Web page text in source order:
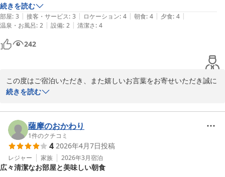
ホテルたいよう農園古三津
ホテルたいよう農園 松山古三津
続きを読む
部屋: 3 | 接客・サービス: 3 | ロケーション: 4 | 朝食: 4 | 夕食: 4 |
温泉・お風呂: 2 | 設備: 2 | 清潔さ: 4
242
この度はご宿泊いただき、また嬉しいお言葉をお寄せいただき誠に
ありがとうございます。
ようで、大変嬉しく存じます。
朝食バイキングにつきましても、価格以上とのお言葉をいただき励
みになります。
今後もより快適にお過ごしいただけるホテルを目指し、サービスの
向上に努めてまいります。
またのご利用をスタッフ一同心よりお待ちしております。
続きを読む
薩摩のおかわり
1件のクチコミ
4 2026年4月7日投稿
レジャー 家族 2026年3月宿泊
広々清潔なお部屋と美味しい朝食